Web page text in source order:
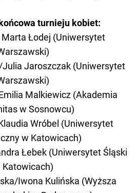
turnieju kobiet:
Marta Łodej (Uniwersytet
Julia Jaroszczak (Uniwersytet
Malkiewicz (Akademia
w Sosnowcu)
Wróbel (Uniwersytet
w Katowicach)
Łebek (Uniwersytet Śląski
Katowicach)
Iwona Kulińska (Wyższa